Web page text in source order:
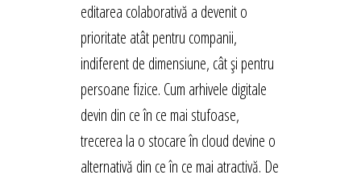
editarea colaborativă a devenit o
prioritate atât pentru companii,
indiferent de dimensiune, cât și pentru
persoane fizice. Cum arhivele digitale
devin din ce în ce mai stufoase,
trecerea la o stocare în cloud devine o
alternativă din ce în ce mai atractivă. De